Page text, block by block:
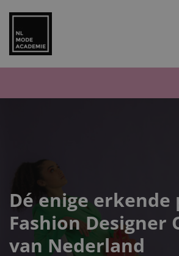
Dé enige erkende
Fashion Designer
van Nederland